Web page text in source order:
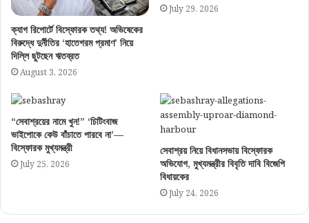
ক্যাগ রিপোর্টে বিস্ফোরক তথ্য! অভিষেকের
বিরুদ্ধে দুর্নীতির ‘হাতেগরম প্রমাণ’ নিয়ে
দিল্লি ছুটছেন ঋতব্রত
August 3, 2026
July 29, 2026
“সেবাশ্রয়ের নামে খুন!” ‘চিটিংবাজ
ভাইপোকে কেউ বাঁচাতে পারবে না’—
বিস্ফোরক মুখ্যমন্ত্রী
July 25, 2026
সেবাশ্রয় নিয়ে বিধানসভায় বিস্ফোরক
অভিযোগ, মুখ্যমন্ত্রীর বিবৃতি দাবি বিজেপি
বিধায়কের
July 24, 2026